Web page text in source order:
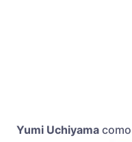
Yumi Uchiyama como